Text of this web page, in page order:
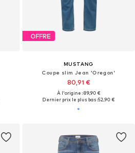
OFFRE
MUSTANG
Coupe slim Jean 'Oregon'
80,91 €
À l'origine : 89,90 €
Dernier prix le plus bas :52,90 €